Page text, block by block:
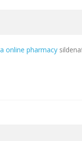
online pharmacy